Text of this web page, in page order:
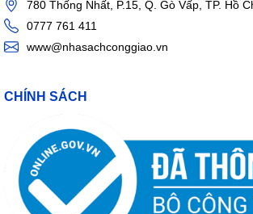
780 Thống Nhất, P.15, Q. Gò Vấp, TP. Hồ
0777 761 411
www@nhasachconggiao.vn
CHÍNH SÁCH